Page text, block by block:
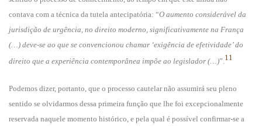
contava com a técnica da tutela antecipatória: “O aumento considerável da
jurisdição de urgência, no direito moderno, significativamente na França
(…) deve-se ao que se convencionou chamar ‘exigência de efetividade’ do
direito que a experiência contemporânea impõe ao legislador (…)”.11
Podemos dizer, portanto, que o processo cautelar não assumirá seu pleno
sentido se olvidarmos dessa primeira função que lhe foi excepcionalmente
reservada naquele momento histórico, e pela qual é possível confirmar-se a